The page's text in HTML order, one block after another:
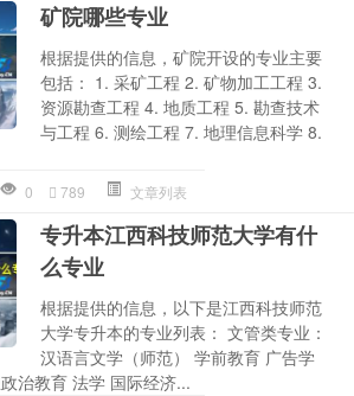
矿院哪些专业
根据提供的信息，矿院开设的专业主要
包括： 1. 采矿工程 2. 矿物加工工程 3.
资源勘查工程 4. 地质工程 5. 勘查技术
与工程 6. 测绘工程 7. 地理信息科学 8.
0 789 文章列表
专升本江西科技师范大学有什
么专业
根据提供的信息，以下是江西科技师范
大学专升本的专业列表： 文管类专业：
汉语言文学（师范） 学前教育 广告学
治教育 法学 国际经济...